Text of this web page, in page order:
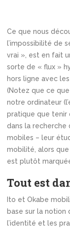
Ce que nous
l’impossibilité de
vrai », est en fait
sorte de « flux »
hors ligne avec
(Notez que ce
notre ordinateur
pratique que tenir
dans la
mobiles – leur
mobilité, alors
est plutôt
Tout est
Ito et Okabe
base sur la notion
l’identité et les